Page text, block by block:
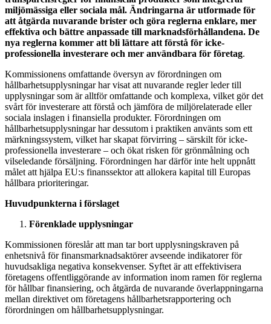
miljömässiga eller sociala mål. Ändringarna är utformade för
att åtgärda nuvarande brister och göra reglerna enklare, mer
effektiva och bättre anpassade till marknadsförhållandena. De
nya reglerna kommer att bli lättare att förstå för icke-
professionella investerare och mer användbara för företag.
Kommissionens omfattande översyn av förordningen om
hållbarhetsupplysningar har visat att nuvarande regler leder till
upplysningar som är alltför omfattande och komplexa, vilket gör det
svårt för investerare att förstå och jämföra de miljörelaterade eller
sociala inslagen i finansiella produkter. Förordningen om
hållbarhetsupplysningar har dessutom i praktiken använts som ett
märkningssystem, vilket har skapat förvirring – särskilt för icke-
professionella investerare – och ökat risken för grönmålning och
vilseledande försäljning. Förordningen har därför inte helt uppnått
målet att hjälpa EU:s finanssektor att allokera kapital till Europas
hållbara prioriteringar.
Huvudpunkterna i förslaget
Förenklade upplysningar
Kommissionen föreslår att man tar bort upplysningskraven på
enhetsnivå för finansmarknadsaktörer avseende indikatorer för
huvudsakliga negativa konsekvenser. Syftet är att effektivisera
företagens offentliggörande av information inom ramen för reglerna
för hållbar finansiering, och åtgärda de nuvarande överlappningarna
mellan direktivet om företagens hållbarhetsrapportering och
förordningen om hållbarhetsupplysningar.